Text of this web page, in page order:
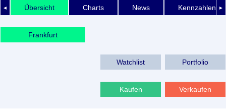
◄ ►
Übersicht Charts News Kennzahlen
Frankfurt
Watchlist Portfolio
Kaufen Verkaufen